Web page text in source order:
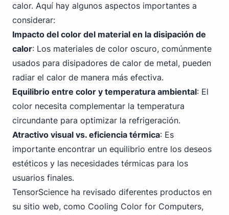
calor. Aquí hay algunos aspectos importantes a
considerar:
Impacto del color del material en la disipación de
calor: Los materiales de color oscuro, comúnmente
usados para disipadores de calor de metal, pueden
radiar el calor de manera más efectiva.
Equilibrio entre color y temperatura ambiental: El
color necesita complementar la temperatura
circundante para optimizar la refrigeración.
Atractivo visual vs. eficiencia térmica: Es
importante encontrar un equilibrio entre los deseos
estéticos y las necesidades térmicas para los
usuarios finales.
TensorScience ha revisado diferentes productos en
su sitio web, como Cooling Color for Computers,